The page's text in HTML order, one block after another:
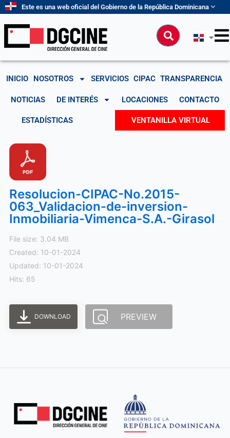
contenido
Este es una web oficial del Gobierno de la República Dominicana
Buscar
INICIO NOSOTROS SERVICIOS CIPAC TRANSPARENCIA
NOTICIAS DE INTERÉS LOCACIONES CONTACTO
ESTADÍSTICAS VENTANILLA VIRTUAL
Resolucion-CIPAC-No.2015-
063_Validacion-de-inversion-
Inmobiliaria-Vimenca-S.A.-Girasol
File size: 3.04 MB
Created: 10-01-2024
Updated: 10-01-2024
Hits: 65
DOWNLOAD PREVIEW